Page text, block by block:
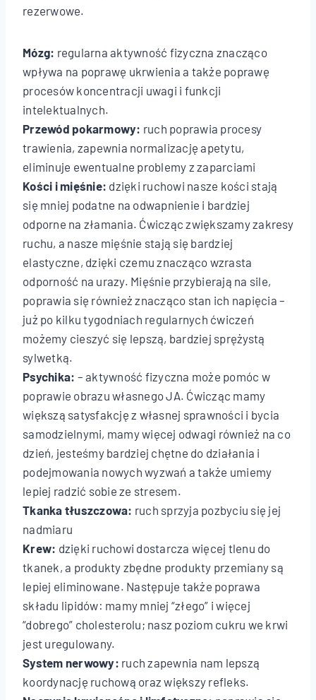
rezerwowe.
Mózg: regularna aktywność fizyczna znacząco
wpływa na poprawę ukrwienia a także poprawę
procesów koncentracji uwagi i funkcji
intelektualnych.
Przewód pokarmowy: ruch poprawia procesy
trawienia, zapewnia normalizację apetytu,
eliminuje ewentualne problemy z zaparciami
Kości i mięśnie: dzięki ruchowi nasze kości stają
się mniej podatne na odwapnienie i bardziej
odporne na złamania. Ćwicząc zwiększamy zakresy
ruchu, a nasze mięśnie stają się bardziej
elastyczne, dzięki czemu znacząco wzrasta
odporność na urazy. Mięśnie przybierają na sile,
poprawia się również znacząco stan ich napięcia –
już po kilku tygodniach regularnych ćwiczeń
możemy cieszyć się lepszą, bardziej sprężystą
sylwetką.
Psychika: – aktywność fizyczna może pomóc w
poprawie obrazu własnego JA. Ćwicząc mamy
większą satysfakcję z własnej sprawności i bycia
samodzielnymi, mamy więcej odwagi również na co
dzień, jesteśmy bardziej chętne do działania i
podejmowania nowych wyzwań a także umiemy
lepiej radzić sobie ze stresem.
Tkanka tłuszczowa: ruch sprzyja pozbyciu się jej
nadmiaru
Krew: dzięki ruchowi dostarcza więcej tlenu do
tkanek, a produkty zbędne produkty przemiany są
lepiej eliminowane. Następuje także poprawa
składu lipidów: mamy mniej “złego” i więcej
“dobrego” cholesterolu; nasz poziom cukru we krwi
jest uregulowany.
System nerwowy: ruch zapewnia nam lepszą
koordynację ruchową oraz większy refleks.